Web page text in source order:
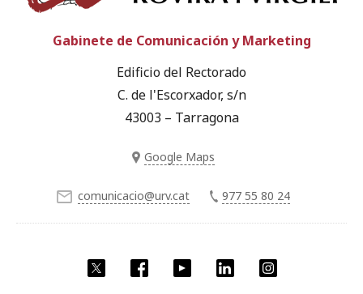
Twitter Facebook YouTube LinkedIn
Gabinete de Comunicación y Marketing
Edificio del Rectorado
C. de l'Escorxador, s/n
43003 – Tarragona
Google Maps
comunicacio@urv.cat 977 55 80 24